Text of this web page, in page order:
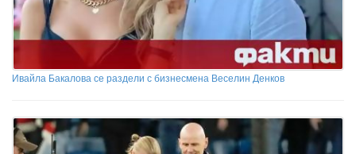
Ивайла Бакалова се раздели с бизнесмена Веселин Денков